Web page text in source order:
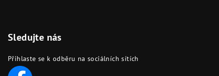
Sledujte nás
Přihlaste se k odběru na sociálních sítích